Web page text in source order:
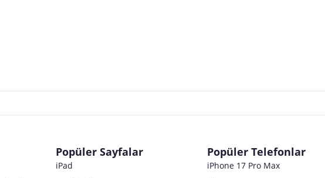
Popüler Sayfalar
iPad
Popüler Telefonlar
iPhone 17 Pro Max